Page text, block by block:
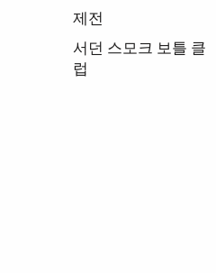
제전
서던 스모크 보틀 클
럽